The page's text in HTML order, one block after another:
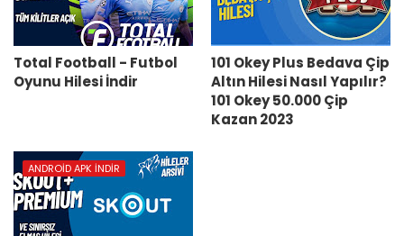
Total Football - Futbol
Oyunu Hilesi İndir
101 Okey Plus Bedava Çip
Altın Hilesi Nasıl Yapılır?
101 Okey 50.000 Çip
Kazan 2023
ANDROID APK İNDIR